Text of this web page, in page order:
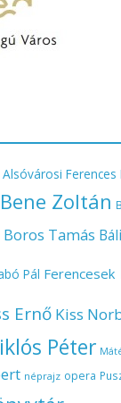
Alsóvárosi
Bene Zoltán
Boros Tamás
Pál Ferencesek
Ernő Kiss
Péter
néprajz opera